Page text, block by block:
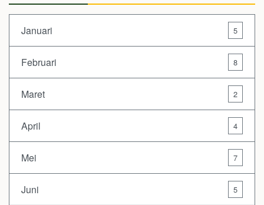
Januari 5
Februari 8
Maret 2
April 4
Mei 7
Juni 5